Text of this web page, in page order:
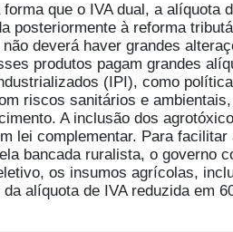
forma que o IVA dual, a alíquota
posteriormente à reforma
deverá haver grandes
produtos pagam grandes
(IPI), como
riscos sanitários e
A inclusão dos
lei complementar. Para
bancada ruralista, o governo
os insumos agrícolas,
da alíquota de IVA reduzida em